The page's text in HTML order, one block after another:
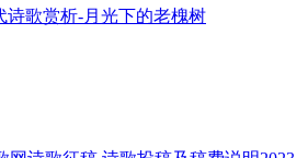
诗歌赏析-月光下的老槐树